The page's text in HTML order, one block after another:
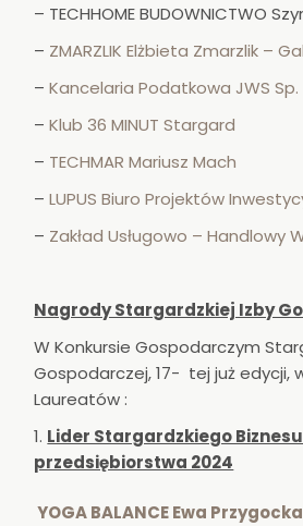
– TECHHOME BUDOWNICTWO
– ZMARZLIK Elżbieta Zmarzlik –
–Kancelaria Podatkowa JWS Sp.
–Klub 36 MINUT Stargard
– TECHMAR Mariusz Mach
–LUPUS Biuro Projektów
– Zakład Usługowo – Handlowy
Nagrody Stargardzkiej Izby
W Konkursie Gospodarczym
Gospodarczej, 17- tej już edycji,
Laureatów :
Lider Stargardzkiego
przedsiębiorstwa 2024
YOGA BALANCE Ewa Przygocka